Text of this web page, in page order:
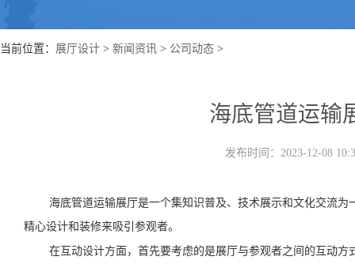
当前位置： 展厅设计 > 新闻资讯 > 公司动态 >
海底管道运输
发布时间：2023-12-08
海底管道运输展厅是一个集知识普及、技术展示和文化交流
精心设计和装修来吸引参观者。
在互动设计方面，首先要考虑的是展厅与参观者之间的互动